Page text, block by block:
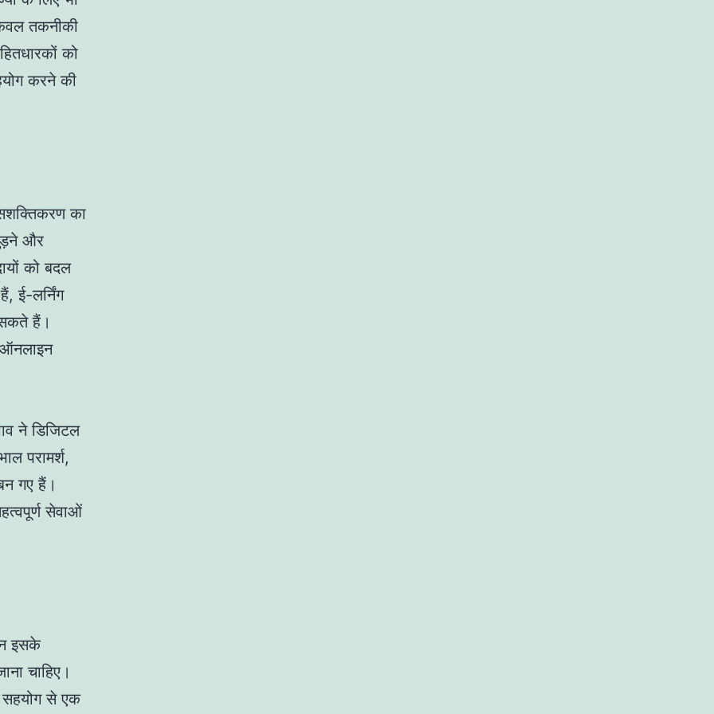
तकनीकी
को
करने की
का
और
को बदल
ई-लर्निंग
सकते हैं।
ऑनलाइन
ने डिजिटल
परामर्श,
गए हैं।
सेवाओं
इसके
चाहिए।
से एक